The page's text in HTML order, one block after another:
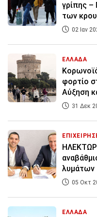
γρίπης
των
02 Ιαν
ΕΛΛΑΔΑ
φορτίο
Αύξηση
31 Δεκ
λυμάτων
05 Οκτ
ΕΛΛΑΔΑ